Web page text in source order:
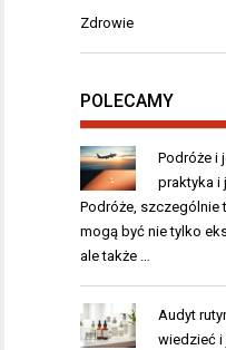
Zdrowie
POLECAMY
Podróże i
praktyka i
Podróże, szczególnie
mogą być nie tylko
ale także …
Audyt
wiedzieć i